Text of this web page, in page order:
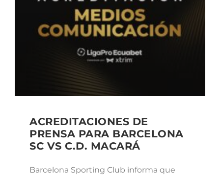
ACREDITACIONES DE
PRENSA PARA BARCELONA
SC VS C.D. MACARÁ
Barcelona Sporting Club informa que